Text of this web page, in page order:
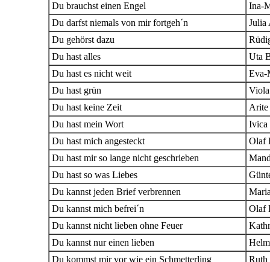
Du brauchst einen Engel
Ina-
Du darfst niemals von mir fortgeh´n
Julia
Du gehörst dazu
Du hast alles
Uta
Du hast es nicht weit
Eva-
Du hast grün
Du hast keine Zeit
Arite
Du hast mein Wort
Ivica
Du hast mich angesteckt
Olaf
Du hast mir so lange nicht geschrieben
Du hast so was Liebes
Du kannst jeden Brief verbrennen
Du kannst mich befrei´n
Olaf
Du kannst nicht lieben ohne Feuer
Du kannst nur einen lieben
Du kommst mir vor wie ein Schmetterling
Ruth